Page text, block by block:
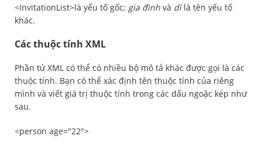
<InvitationList>là yếu tố gốc; gia đình và dì là tên yếu tố
khác.
Các thuộc tính XML
Phần tử XML có thể có nhiều bộ mô tả khác được gọi là các
thuộc tính. Bạn có thể xác định tên thuộc tính của riêng
mình và viết giá trị thuộc tính trong các dấu ngoặc kép như
sau.
<person age="22">